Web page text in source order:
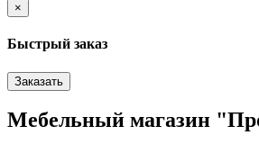
×
Быстрый заказ
Заказать
Мебельный магазин